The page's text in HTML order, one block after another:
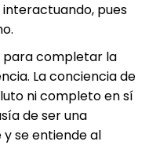
pues
para completar la
La conciencia de
ni completo en sí
de ser una
se entiende al